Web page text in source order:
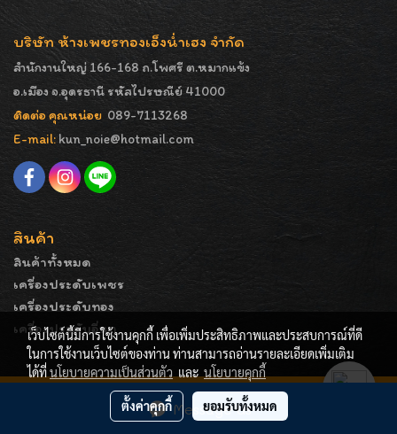
Message Us
บริษัท ห้างเพชรทองเอ็งน่ำเฮง จำกัด
สำนักงานใหญ่ 166-168 ถ.โพศรี ต.หมากแข้ง
อ.เมือง จ.อุดรธานี รหัสไปรษณีย์ 41000
ติดต่อ คุณหน่อย 089-7113268
E-mail: kun_noie@hotmail.com
สินค้า
สินค้าทั้งหมด
เครื่องประดับเพชร
เครื่องประดับทอง
เครื่องประดับอื่นๆ
COPYRIGHT - ENGNAMHENG | รูปภาพมีลิขสิทธิ์ ห้ามมิให้
ทำการคัดลอกหรือนำไปเผยแพร่ก่อนได้รับอนุญาต
เว็บไซต์นี้มีการใช้งานคุกกี้ เพื่อเพิ่มประสิทธิภาพและประสบการณ์ที่ดี
ในการใช้งานเว็บไซต์ของท่าน ท่านสามารถอ่านรายละเอียดเพิ่มเติม
ได้ที่นโยบายความเป็นส่วนตัว และ นโยบายคุกกี้
ตั้งค่าคุกกี้ ยอมรับทั้งหมด